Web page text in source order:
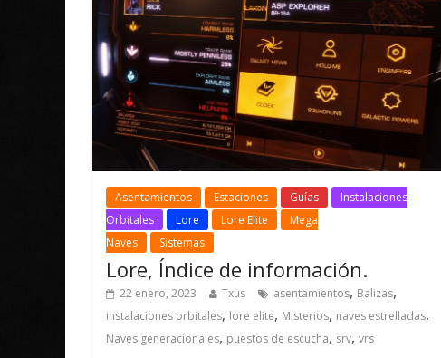
Asentamientos Estaciones Guías
Instalaciones
Orbitales
Lore Lore Elite
Mega
Naves
Sistemas
Lore, Índice de información.
22 enero, 2023 Txus asentamientos, Balizas,
instalaciones orbitales, lore elite, Misterios, naves estrelladas,
Naves generacionales, puestos de escucha, srv, vrs